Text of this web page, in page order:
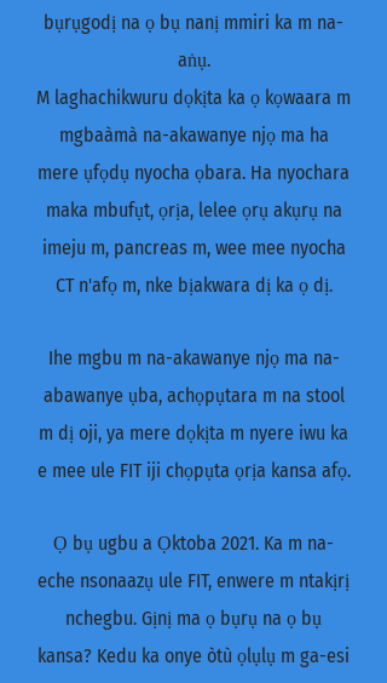
bụrụgodị na ọ bụ nanị mmiri ka m na-
aṅụ.
M laghachikwuru dọkịta ka ọ kọwaara m
mgbaàmà na-akawanye njọ ma ha
mere ụfọdụ nyocha ọbara. Ha nyochara
maka mbufụt, ọrịa, lelee ọrụ akụrụ na
imeju m, pancreas m, wee mee nyocha
CT n'afọ m, nke bịakwara dị ka ọ dị.
Ihe mgbu m na-akawanye njọ ma na-
abawanye ụba, achọpụtara m na stool
m dị oji, ya mere dọkịta m nyere iwu ka
e mee ule FIT iji chọpụta ọrịa kansa afọ.
Ọ bụ ugbu a Ọktoba 2021. Ka m na-
eche nsonaazụ ule FIT, enwere m ntakịrị
nchegbu. Gịnị ma ọ bụrụ na ọ bụ
kansa? Kedu ka onye òtù ọlụlụ m ga-esi